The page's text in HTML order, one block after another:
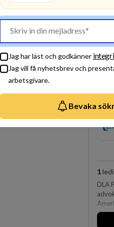
Jag har läst och godkänner
Jag vill få nyhetsbrev och
arbetsgivare.
Bevaka
1
DLA
och